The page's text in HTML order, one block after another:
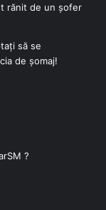
rănit de un șofer
să se
de șomaj!
?